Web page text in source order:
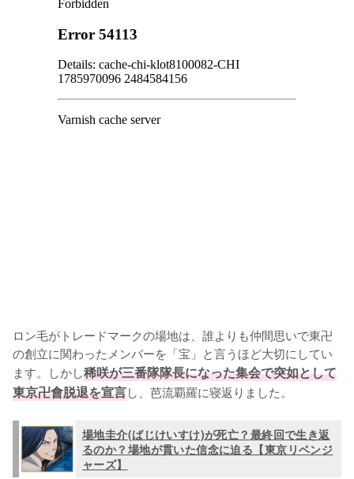
ロン毛がトレードマークの場地は、誰よりも仲間思いで東卍
の創立に関わったメンバーを「宝」と言うほど大切にしてい
ます。しかし稀咲が三番隊隊長になった集会で突如として
東京卍會脱退を宣言し、芭流覇羅に寝返りました。
場地圭介(ばじけいすけ)が死亡？最終回で生き返
るのか？場地が貫いた信念に迫る【東京リベンジ
ャーズ】